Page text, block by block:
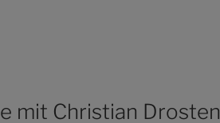
mit Christian Drosten